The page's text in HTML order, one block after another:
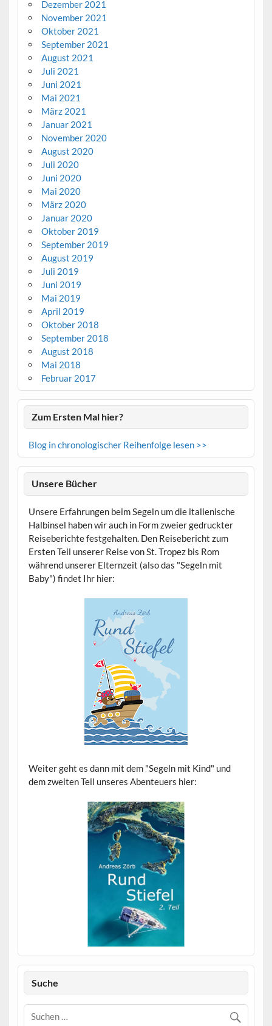
Dezember 2021
November 2021
Oktober 2021
September 2021
August 2021
Juli 2021
Juni 2021
Mai 2021
März 2021
Januar 2021
November 2020
August 2020
Juli 2020
Juni 2020
Mai 2020
März 2020
Januar 2020
Oktober 2019
September 2019
August 2019
Juli 2019
Juni 2019
Mai 2019
April 2019
Oktober 2018
September 2018
August 2018
Mai 2018
Februar 2017
Zum Ersten Mal hier?
Blog in chronologischer Reihenfolge lesen >>
Unsere Bücher
Unsere Erfahrungen beim Segeln um die italienische
Halbinsel haben wir auch in Form zweier gedruckter
Reiseberichte festgehalten. Den Reisebericht zum
Ersten Teil unserer Reise von St. Tropez bis Rom
während unserer Elternzeit (also das "Segeln mit
Baby") findet Ihr hier:
Weiter geht es dann mit dem "Segeln mit Kind" und
dem zweiten Teil unseres Abenteuers hier:
Suche